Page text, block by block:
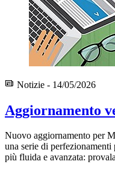
Notizie - 14/05/2026
Aggiornamento
Nuovo aggiornamento per
una serie di perfezionamenti
più fluida e avanzata: